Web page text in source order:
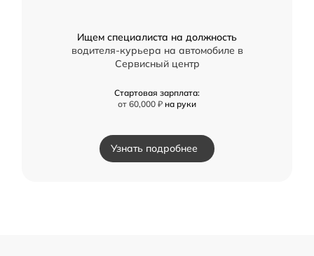
Ищем специалиста на должность
водителя-курьера на автомобиле в
Сервисный центр
Стартовая зарплата:
от 60,000 ₽ на руки
Узнать подробнее